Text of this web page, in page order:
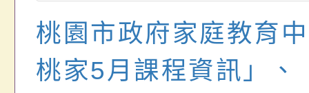
桃園市政府家庭教育
桃家5月課程資訊」、